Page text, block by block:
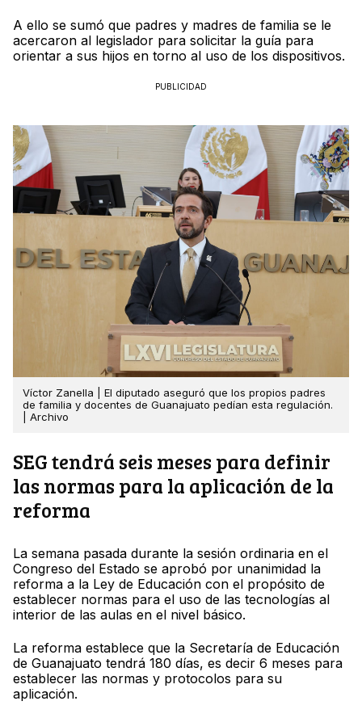
A ello se sumó que padres y madres de familia se le
acercaron al legislador para solicitar la guía para
orientar a sus hijos en torno al uso de los dispositivos.
PUBLICIDAD
Víctor Zanella | El diputado aseguró que los propios padres
de familia y docentes de Guanajuato pedían esta regulación.
| Archivo
SEG tendrá seis meses para definir
las normas para la aplicación de la
reforma
La semana pasada durante la sesión ordinaria en el
Congreso del Estado se aprobó por unanimidad la
reforma a la Ley de Educación con el propósito de
establecer normas para el uso de las tecnologías al
interior de las aulas en el nivel básico.
La reforma establece que la Secretaría de Educación
de Guanajuato tendrá 180 días, es decir 6 meses para
establecer las normas y protocolos para su
aplicación.